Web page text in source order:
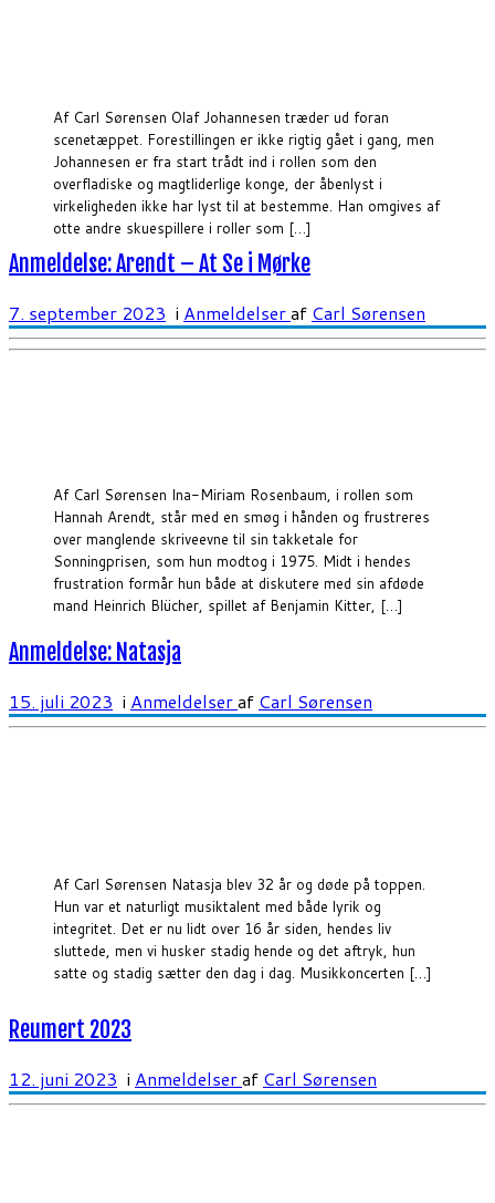
Af Carl Sørensen Olaf Johannesen træder ud foran
scenetæppet. Forestillingen er ikke rigtig gået i gang, men
Johannesen er fra start trådt ind i rollen som den
overfladiske og magtliderlige konge, der åbenlyst i
virkeligheden ikke har lyst til at bestemme. Han omgives af
otte andre skuespillere i roller som […]
Af Carl Sørensen Ina-Miriam Rosenbaum, i rollen som
Hannah Arendt, står med en smøg i hånden og frustreres
over manglende skriveevne til sin takketale for
Sonningprisen, som hun modtog i 1975. Midt i hendes
frustration formår hun både at diskutere med sin afdøde
mand Heinrich Blücher, spillet af Benjamin Kitter, […]
Anmeldelse: Arendt – At Se i Mørke
7. september 2023 i Anmeldelseraf Carl Sørensen
Af Carl Sørensen Natasja blev 32 år og døde på toppen.
Hun var et naturligt musiktalent med både lyrik og
integritet. Det er nu lidt over 16 år siden, hendes liv
sluttede, men vi husker stadig hende og det aftryk, hun
satte og stadig sætter den dag i dag. Musikkoncerten […]
Anmeldelse: Natasja
15. juli 2023 i Anmeldelseraf Carl Sørensen
Reumert 2023
12. juni 2023 i Anmeldelseraf Carl Sørensen